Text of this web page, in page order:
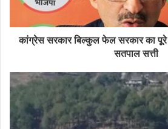
कांग्रेस सरकार बिल्कुल फेल सरकार का
सतपाल सत्ती